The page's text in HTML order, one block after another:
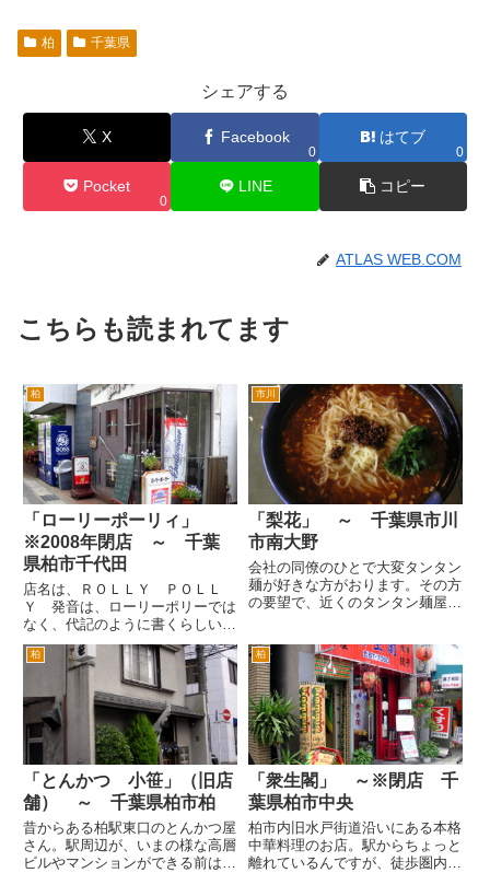
柏 千葉県
シェアする
X Facebook
0
はてブ
0
Pocket
0
LINE コピー
ATLAS WEB.COM
こちらも読まれてます
柏
「ローリーポーリィ」
※2008年閉店 ～ 千葉
県柏市千代田
店名は、ＲＯＬＬＹ ＰＯＬＬ
Ｙ 発音は、ローリーポリーでは
なく、代記のように書くらしい。
こちらは、サッカーＪリーグの柏
レイソルの選手がよく来店するら
しい・・・といううわさで有名に
なったお店。 うわさが先行かあ
るいは、98年にテレビ東京の
「ア...
市川
「梨花」 ～ 千葉県市川
市南大野
会社の同僚のひとで大変タンタン
麺が好きな方がおります。その方
の要望で、近くのタンタン麺屋さ
しいらしい。 場所は、ＪＲ武蔵
野線市川大野駅を出て、前の通り
を横断して垂直に走る道を南大
野...
柏
「とんかつ 小笹」（旧店
舗） ～ 千葉県柏市柏
昔からある柏駅東口のとんかつ屋
さん。駅周辺が、いまの様な高層
ビルやマンションができる前は、
柏
「衆生閣」 ～※閉店 千
葉県柏市中央
柏市内旧水戸街道沿いにある本格
中華料理のお店。駅からちょっと
離れているんですが、徒歩圏内で